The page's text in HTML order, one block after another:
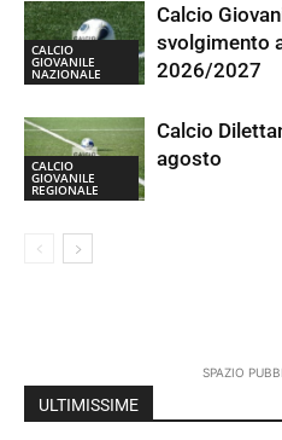
CALCIO
GIOVANILE
NAZIONALE
Calcio
svolgimento
2026/2027
CALCIO
GIOVANILE
REGIONALE
Calcio
agosto
SPAZIO
ULTIMISSIME